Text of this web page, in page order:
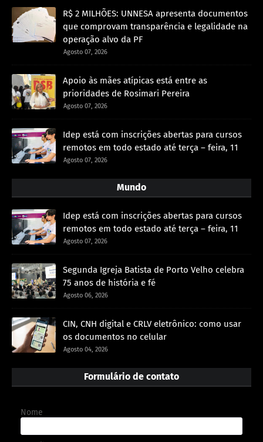
R$ 2 MILHÕES: UNNESA apresenta documentos
que comprovam transparência e legalidade na
operação alvo da PF
Agosto 07, 2026
Apoio às mães atípicas está entre as
prioridades de Rosimari Pereira
Agosto 07, 2026
Idep está com inscrições abertas para cursos
remotos em todo estado até terça – feira, 11
Agosto 07, 2026
Mundo
Idep está com inscrições abertas para cursos
remotos em todo estado até terça – feira, 11
Agosto 07, 2026
Segunda Igreja Batista de Porto Velho celebra
75 anos de história e fé
Agosto 06, 2026
CIN, CNH digital e CRLV eletrônico: como usar
os documentos no celular
Agosto 04, 2026
Formulário de contato
Nome